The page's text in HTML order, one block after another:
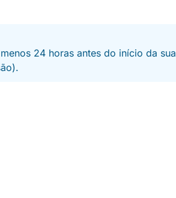
24 horas antes do início da sua